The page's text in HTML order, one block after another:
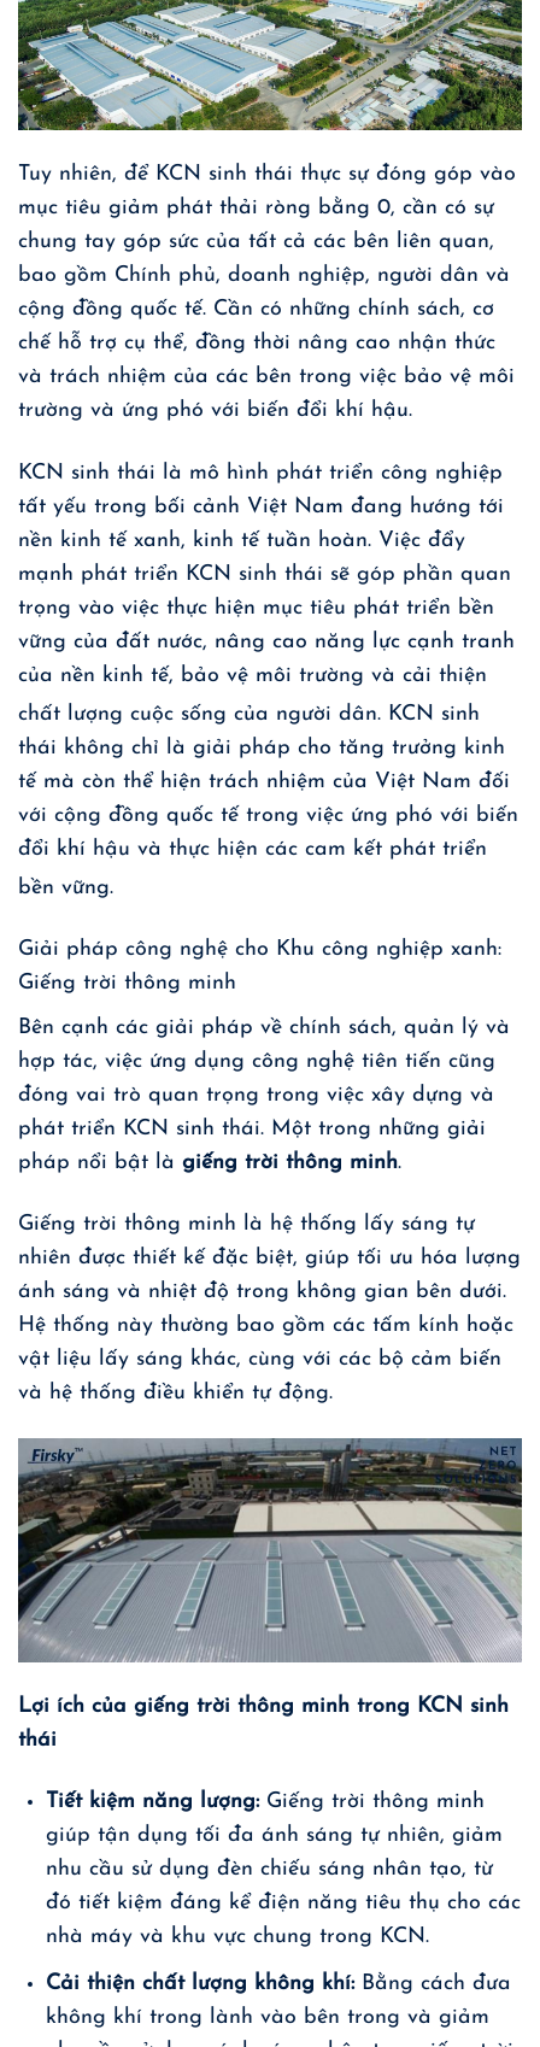
Tuy nhiên, để KCN sinh thái thực sự đóng góp vào
mục tiêu giảm phát thải ròng bằng 0, cần có sự
chung tay góp sức của tất cả các bên liên quan,
bao gồm Chính phủ, doanh nghiệp, người dân và
cộng đồng quốc tế. Cần có những chính sách, cơ
chế hỗ trợ cụ thể, đồng thời nâng cao nhận thức
và trách nhiệm của các bên trong việc bảo vệ môi
trường và ứng phó với biến đổi khí hậu.
KCN sinh thái là mô hình phát triển công nghiệp
tất yếu trong bối cảnh Việt Nam đang hướng tới
nền kinh tế xanh, kinh tế tuần hoàn. Việc đẩy
mạnh phát triển KCN sinh thái sẽ góp phần quan
trọng vào việc thực hiện mục tiêu phát triển bền
vững của đất nước, nâng cao năng lực cạnh tranh
của nền kinh tế, bảo vệ môi trường và cải thiện
chất lượng cuộc sống của người dân. KCN sinh
thái không chỉ là giải pháp cho tăng trưởng kinh
tế mà còn thể hiện trách nhiệm của Việt Nam đối
với cộng đồng quốc tế trong việc ứng phó với biến
đổi khí hậu và thực hiện các cam kết phát triển
bền vững.
Giải pháp công nghệ cho Khu công nghiệp xanh:
Giếng trời thông minh
Bên cạnh các giải pháp về chính sách, quản lý và
hợp tác, việc ứng dụng công nghệ tiên tiến cũng
đóng vai trò quan trọng trong việc xây dựng và
phát triển KCN sinh thái. Một trong những giải
pháp nổi bật là giếng trời thông minh.
Giếng trời thông minh là hệ thống lấy sáng tự
nhiên được thiết kế đặc biệt, giúp tối ưu hóa lượng
ánh sáng và nhiệt độ trong không gian bên dưới.
Hệ thống này thường bao gồm các tấm kính hoặc
vật liệu lấy sáng khác, cùng với các bộ cảm biến
và hệ thống điều khiển tự động.
Lợi ích của giếng trời thông minh trong KCN sinh
thái
Tiết kiệm năng lượng:Giếng trời thông minh
giúp tận dụng tối đa ánh sáng tự nhiên, giảm
nhu cầu sử dụng đèn chiếu sáng nhân tạo, từ
đó tiết kiệm đáng kể điện năng tiêu thụ cho các
nhà máy và khu vực chung trong KCN.
Cải thiện chất lượng không khí:Bằng cách đưa
không khí trong lành vào bên trong và giảm